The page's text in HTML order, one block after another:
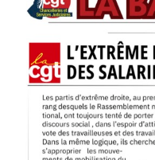
ESPACE MILITANT